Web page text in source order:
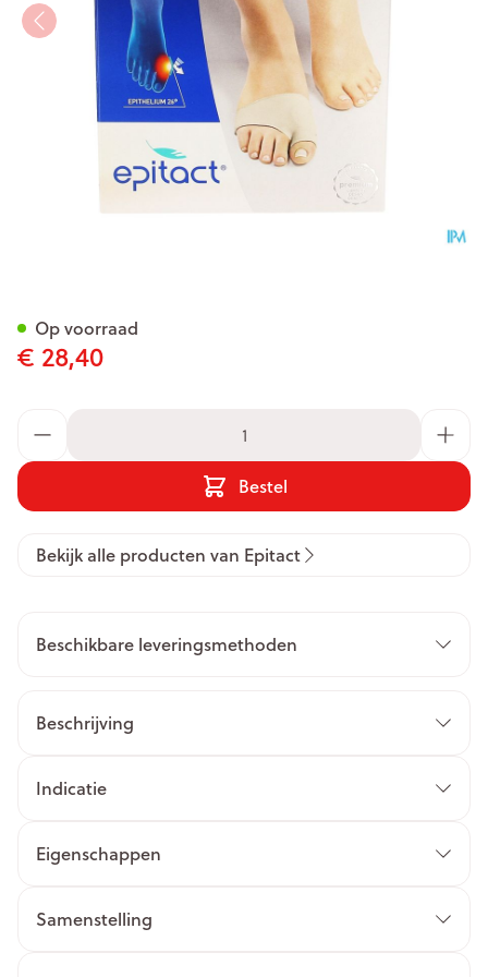
€ 28,40
Bestel
Op voorraad
Bekijk alle producten van Epitact
Beschikbare leveringsmethoden
Beschrijving
Indicatie
Eigenschappen
Samenstelling